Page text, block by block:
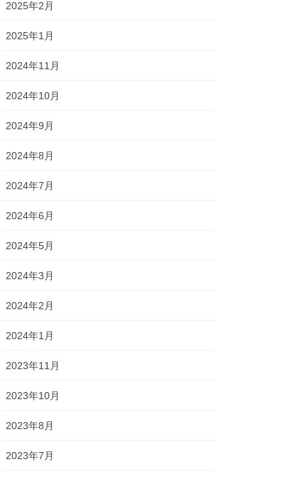
2025年2月
2025年1月
2024年11月
2024年10月
2024年9月
2024年8月
2024年7月
2024年6月
2024年5月
2024年3月
2024年2月
2024年1月
2023年11月
2023年10月
2023年8月
2023年7月